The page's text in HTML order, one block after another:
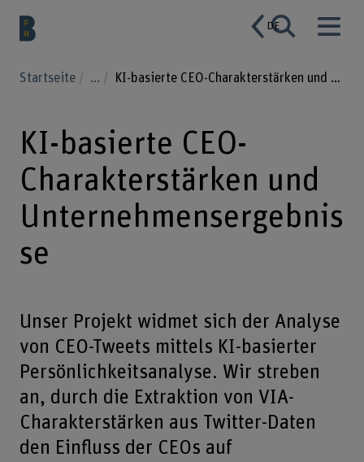
DE
Startseite ... KI-basierte CEO-Charakterstärken und Unternehmensergebnisse
KI-basierte CEO-
Charakterstärken und
Unternehmensergebnis
se
Unser Projekt widmet sich der Analyse
von CEO-Tweets mittels KI-basierter
Persönlichkeitsanalyse. Wir streben
an, durch die Extraktion von VIA-
Charakterstärken aus Twitter-Daten
den Einfluss der CEOs auf